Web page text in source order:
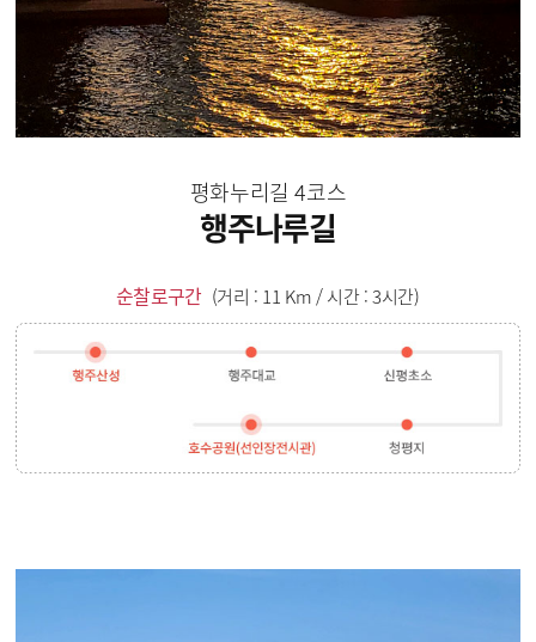
평화누리길 4코스
행주나루길
순찰로구간 (거리 : 11 Km / 시간 : 3시간)